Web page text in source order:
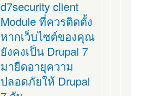
d7security client
Module ที่ควรติดตั้ง
หากเว็บไซต์ของคุณ
ยังคงเป็น Drupal 7
มายืดอายุความ
ปลอดภัยให้ Drupal